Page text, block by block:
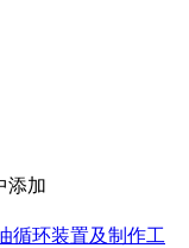
添加
循环装置及制作工